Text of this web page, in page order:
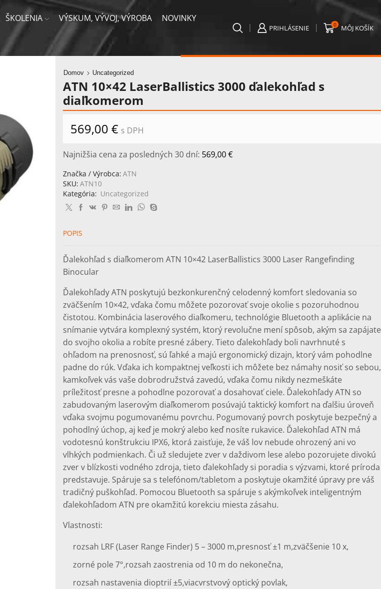
ŠKOLENIA VÝSKUM, VÝVOJ, VÝROBA
NOVINKY
PRIHLÁSENIE 0 MÔJ KOŠÍK
Domov Uncategorized
ATN 10×42 LaserBallistics 3000 ďalekohľad s
diaľkomerom
569,00 € s DPH
Najnižšia cena za posledných 30 dní: 569,00€
Značka / Výrobca: ATN
SKU: ATN10
Kategória: Uncategorized
POPIS
Ďalekohľad s diaľkomerom ATN 10×42 LaserBallistics 3000 Laser Rangefinding
Binocular
Ďalekohľady ATN poskytujú bezkonkurenčný celodenný komfort sledovania so
zväčšením 10×42, vďaka čomu môžete pozorovať svoje okolie s pozoruhodnou
čistotou. Kombinácia laserového diaľkomeru, technológie Bluetooth a aplikácie na
snímanie vytvára komplexný systém, ktorý revolučne mení spôsob, akým sa zapájate
do svojho okolia a robíte presné zábery. Tieto ďalekohľady boli navrhnuté s
ohľadom na prenosnosť, sú ľahké a majú ergonomický dizajn, ktorý vám pohodlne
padne do rúk. Vďaka ich kompaktnej veľkosti ich môžete bez námahy nosiť so sebou,
kamkoľvek vás vaše dobrodružstvá zavedú, vďaka čomu nikdy nezmeškáte
príležitosť presne a pohodlne pozorovať a dosahovať ciele. Ďalekohľady ATN so
zabudovaným laserovým diaľkomerom posúvajú taktický komfort na ďalšiu úroveň
vďaka svojmu pogumovanému povrchu. Pogumovaný povrch poskytuje bezpečný a
pohodlný úchop, aj keď je mokrý alebo keď nosíte rukavice. Ďalekohľad ATN má
vodotesnú konštrukciu IPX6, ktorá zaisťuje, že váš lov nebude ohrozený ani vo
vlhkých podmienkach. Či už sledujete zver v daždivom lese alebo pozorujete divokú
zver v blízkosti vodného zdroja, tieto ďalekohľady si poradia s výzvami, ktoré príroda
predstavuje. Spáruje sa s telefónom/tabletom a poskytuje okamžité úpravy pre váš
tradičný puškohľad. Pomocou Bluetooth sa spáruje s akýmkoľvek inteligentným
ďalekohľadom ATN pre okamžitú korekciu miesta zásahu.
Vlastnosti:
rozsah LRF (Laser Range Finder) 5 – 3000 m,presnosť ±1 m,zväčšenie 10 x,
zorné pole 7°,rozsah zaostrenia od 10 m do nekonečna,
rozsah nastavenia dioptrií ±5,viacvrstvový optický povlak,